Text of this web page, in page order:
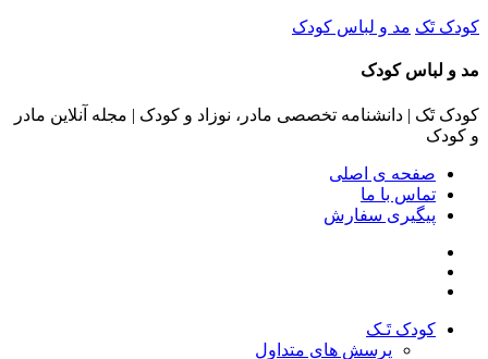
کودک تَک مد و لباس کودک
مد و لباس کودک
کودک تَک | دانشنامه تخصصی مادر، نوزاد و کودک | مجله آنلاین مادر
و کودک
صفحه ی اصلی
تماس با ما
پیگیری سفارش
کودک تَـک
پرسش های متداول